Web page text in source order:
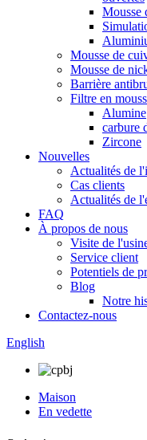
Mousse
Mousse de
Mousse de
Barrière
Filtre en
Alumine
carbure
Zircone
Nouvelles
Actualités de
Cas clients
Actualités de
FAQ
À propos de nous
Visite de
Service client
Potentiels de
Blog
Notre
Contactez-nous
English
Maison
En vedette